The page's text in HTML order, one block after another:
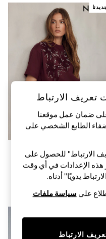
- تيشِرت كُم قصير مطرَّز
تعريف الارتباط
ضمان عمل موقعنا
الطابع الشخصي على
الارتباط" للحصول على
هذه الإعدادات في أي وقت
يدويًا" أدناه.
على سياسة ملفات
الارتباط